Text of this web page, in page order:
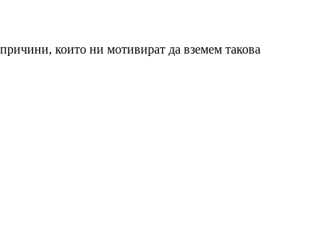
които ни мотивират да вземем такова